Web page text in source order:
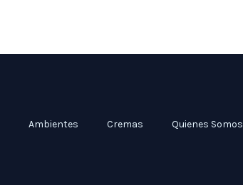
Ambientes Cremas Quienes Somos